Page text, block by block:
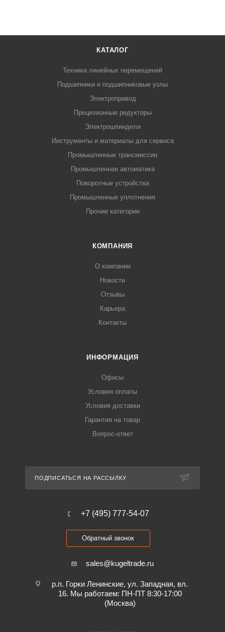
КАТАЛОГ
Техника линейных перемещений
Подшипники и подшипниковые узлы
Электропривод
Прецизионные редукторы
Электрошпиндели
Инструменты и материалы для сервиса
Промышленные трансмиссии
Промышленная автоматика
Поворотные устройства
Промышленные уплотнения
Прочие категории
КОМПАНИЯ
О компании
Новости
Отзывы
Карьера
Контакты
ИНФОРМАЦИЯ
Офисы
Условия оплаты
Условия доставки
Гарантия на товар
Вопрос-ответ
ПОДПИСАТЬСЯ НА РАССЫЛКУ
+7 (495) 777-54-07
Обратный звонок
sales@kugeltrade.ru
р.п. Горки Ленинские, ул. Западная, вл.
16. Мы работаем: ПН-ПТ 8:30-17:00
(Москва)